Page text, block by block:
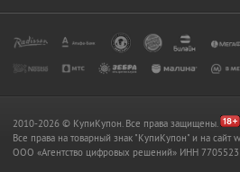
2010-2026 © КупиКупон. Все права защищены.
Все права на товарный знак "КупиКупон" и на сайт
OOO «Агентство цифровых решений» ИНН